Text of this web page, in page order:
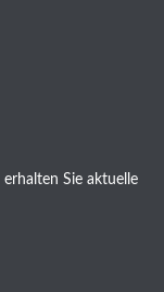
erhalten Sie aktuelle